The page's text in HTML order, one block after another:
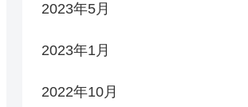
2023年5月
2023年1月
2022年10月